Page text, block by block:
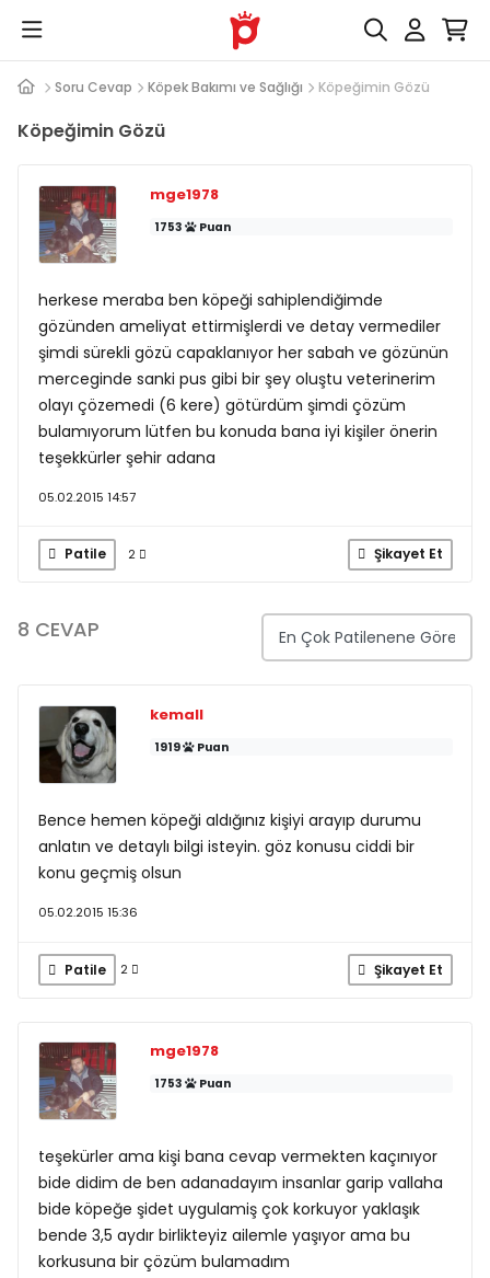
Soru Cevap Köpek Bakımı ve Sağlığı Köpeğimin Gözü
Köpeğimin Gözü
mge1978
1753 Puan
herkese meraba ben köpeği sahiplendiğimde
gözünden ameliyat ettirmişlerdi ve detay vermediler
şimdi sürekli gözü capaklanıyor her sabah ve gözünün
merceginde sanki pus gibi bir şey oluştu veterinerim
olayı çözemedi (6 kere) götürdüm şimdi çözüm
bulamıyorum lütfen bu konuda bana iyi kişiler önerin
teşekkürler şehir adana
05.02.2015 14:57
Patile 2 Şikayet Et
8 CEVAP
kemall
1919 Puan
Bence hemen köpeği aldığınız kişiyi arayıp durumu
anlatın ve detaylı bilgi isteyin. göz konusu ciddi bir
konu geçmiş olsun
05.02.2015 15:36
Patile 2 Şikayet Et
mge1978
1753 Puan
teşekürler ama kişi bana cevap vermekten kaçınıyor
bide didim de ben adanadayım insanlar garip vallaha
bide köpeğe şidet uygulamiş çok korkuyor yaklaşık
bende 3,5 aydır birlikteyiz ailemle yaşıyor ama bu
korkusuna bir çözüm bulamadım